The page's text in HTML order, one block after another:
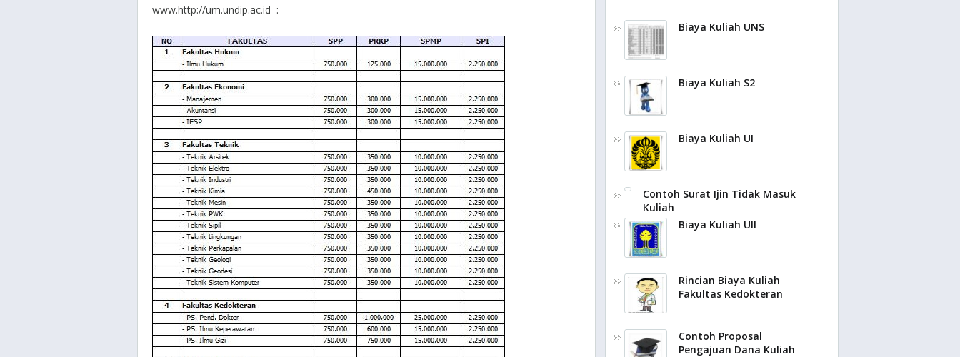
www.http://um.undip.ac.id :
Biaya Kuliah UNS
Biaya Kuliah S2
Biaya Kuliah UI
Contoh Surat Ijin Tidak Masuk
Kuliah
Biaya Kuliah UII
Rincian Biaya Kuliah
Fakultas Kedokteran
Contoh Proposal
Pengajuan Dana Kuliah